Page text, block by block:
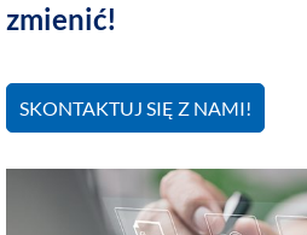
zmienić!
SKONTAKTUJ SIĘ Z NAMI!